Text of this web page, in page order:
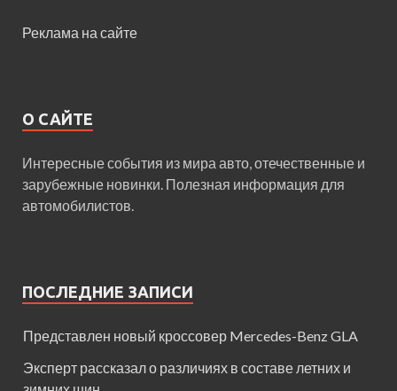
Реклама на сайте
О САЙТЕ
Интересные события из мира авто, отечественные и
зарубежные новинки. Полезная информация для
автомобилистов.
ПОСЛЕДНИЕ ЗАПИСИ
Представлен новый кроссовер Mercedes-Benz GLA
Эксперт рассказал о различиях в составе летних и